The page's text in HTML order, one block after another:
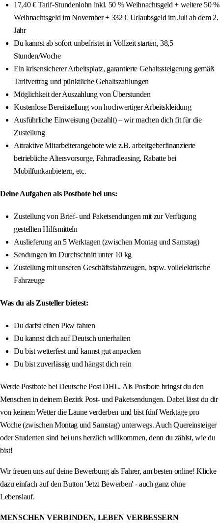
17,40 € Tarif-Stundenlohn inkl. 50 % Weihnachtsgeld + weitere 50 %
Weihnachtsgeld im November + 332 € Urlaubsgeld im Juli ab dem 2.
Jahr
Du kannst ab sofort unbefristet in Vollzeit starten, 38,5
Stunden/Woche
Ein krisensicherer Arbeitsplatz, garantierte Gehaltssteigerung gemäß
Tarifvertrag und pünktliche Gehaltszahlungen
Möglichkeit der Auszahlung von Überstunden
Kostenlose Bereitstellung von hochwertiger Arbeitskleidung
Ausführliche Einweisung (bezahlt) – wir machen dich fit für die
Zustellung
Attraktive Mitarbeiterangebote wie z.B. arbeitgeberfinanzierte
betriebliche Altersvorsorge, Fahrradleasing, Rabatte bei
Mobilfunkanbietern, etc.
Deine Aufgaben als Postbote bei uns:
Zustellung von Brief- und Paketsendungen mit zur Verfügung
gestellten Hilfsmitteln
Auslieferung an 5 Werktagen (zwischen Montag und Samstag)
Sendungen im Durchschnitt unter 10 kg
Zustellung mit unseren Geschäftsfahrzeugen, bspw. vollelektrische
Fahrzeuge
Was du als Zusteller bietest:
Du darfst einen Pkw fahren
Du kannst dich auf Deutsch unterhalten
Du bist wetterfest und kannst gut anpacken
Du bist zuverlässig und hängst dich rein
Werde Postbote bei Deutsche Post DHL. Als Postbote bringst du den
Menschen in deinem Bezirk Post- und Paketsendungen. Dabei lässt du dir
von keinem Wetter die Laune verderben und bist fünf Werktage pro
Woche (zwischen Montag und Samstag) unterwegs. Auch Quereinsteiger
oder Studenten sind bei uns herzlich willkommen, denn du zählst, wie du
bist!
Wir freuen uns auf deine Bewerbung als Fahrer, am besten online! Klicke
dazu einfach auf den Button 'Jetzt Bewerben' - auch ganz ohne
Lebenslauf.
MENSCHEN VERBINDEN, LEBEN VERBESSERN